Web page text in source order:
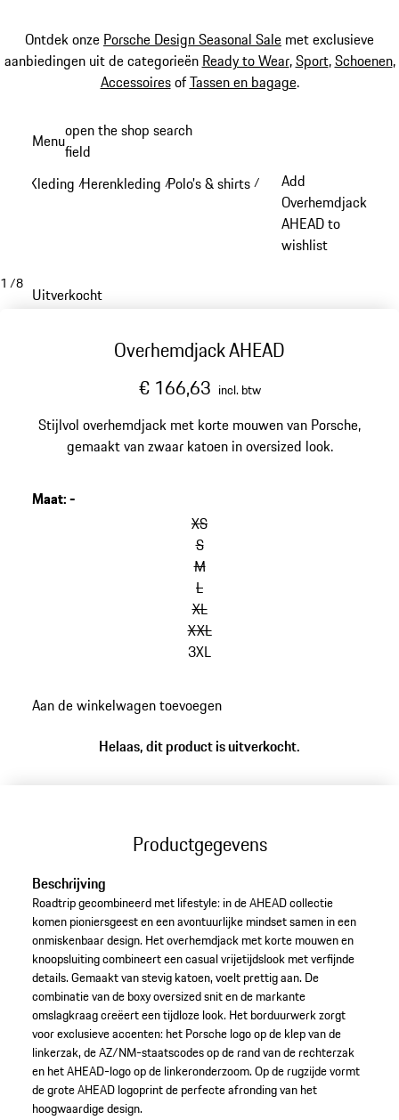
Ontdek onze Porsche Design Seasonal Sale met exclusieve
aanbiedingen uit de categorieën Ready to Wear,Sport,Schoenen,
AccessoiresofTassen en bagage.
hoofdinhoud
Menuopen the shop search
field
Kleding /Herenkleding /Polo's & shirts /
Add
Overhemdjack
AHEAD to
wishlist
1 /8
Uitverkocht
Overhemdjack AHEAD
€ 166,63 incl. btw
Stijlvol overhemdjack met korte mouwen van Porsche,
gemaakt van zwaar katoen in oversized look.
Maat:-
XS
S
M
L
XL
XXL
3XL
terug
Aan de winkelwagen toevoegen
Helaas, dit product is uitverkocht.
Productgegevens
Beschrijving
Roadtrip gecombineerd met lifestyle: in de AHEAD collectie
komen pioniersgeest en een avontuurlijke mindset samen in een
onmiskenbaar design. Het overhemdjack met korte mouwen en
knoopsluiting combineert een casual vrijetijdslook met verfijnde
details. Gemaakt van stevig katoen, voelt prettig aan. De
combinatie van de boxy oversized snit en de markante
omslagkraag creëert een tijdloze look. Het borduurwerk zorgt
voor exclusieve accenten: het Porsche logo op de klep van de
linkerzak, de AZ/NM-staatscodes op de rand van de rechterzak
en het AHEAD-logo op de linkeronderzoom. Op de rugzijde vormt
de grote AHEAD logoprint de perfecte afronding van het
hoogwaardige design.